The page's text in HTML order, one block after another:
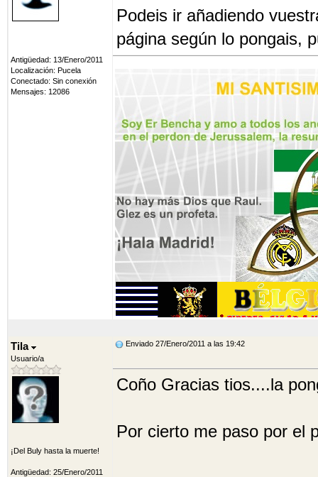
Antigüedad: 13/Enero/2011
Localización: Pucela
Conectado: Sin conexión
Mensajes: 12086
Podeis ir añadiendo
página según lo pongais,
Tila
Usuario/a
¡Del Buly hasta la muerte!
Antigüedad: 25/Enero/2011
Enviado 27/Enero/2011 a las 19:42
Coño Gracias tios....la
Por cierto me paso por el